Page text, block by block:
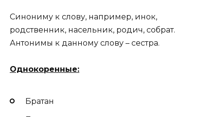
Синониму к слову, например, инок,
родственник, насельник, родич, собрат.
Антонимы к данному слову – сестра.
Однокоренные:
Братан